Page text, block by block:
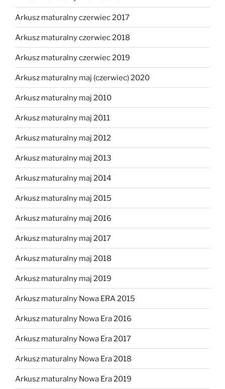
Arkusz maturalny czerwiec 2017
Arkusz maturalny czerwiec 2018
Arkusz maturalny czerwiec 2019
Arkusz maturalny maj (czerwiec) 2020
Arkusz maturalny maj 2010
Arkusz maturalny maj 2011
Arkusz maturalny maj 2012
Arkusz maturalny maj 2013
Arkusz maturalny maj 2014
Arkusz maturalny maj 2015
Arkusz maturalny maj 2016
Arkusz maturalny maj 2017
Arkusz maturalny maj 2018
Arkusz maturalny maj 2019
Arkusz maturalny Nowa ERA 2015
Arkusz maturalny Nowa Era 2016
Arkusz maturalny Nowa Era 2017
Arkusz maturalny Nowa Era 2018
Arkusz maturalny Nowa Era 2019